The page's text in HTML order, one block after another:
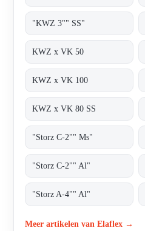
"KWZ 3"" SS"
KWZ x VK 50
KWZ x VK 100
KWZ x VK 80 SS
"Storz C-2"" Ms"
"Storz C-2"" Al"
"Storz A-4"" Al"
Meer artikelen van Elaflex →